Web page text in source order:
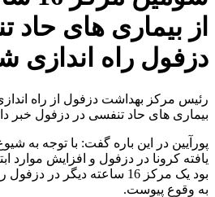
بیماری های حاد
راه اندازی شد
های حاد تنفسی در دزفول خبر داد.
در این باره گفت: با توجه به
کرونا در دزفول و افزایش موارد ابتلا
بود یک مرکز 16 ساعته دیگر در
وقوع پیوست.